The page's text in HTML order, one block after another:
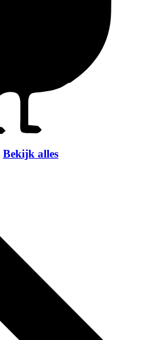
Bekijk alles